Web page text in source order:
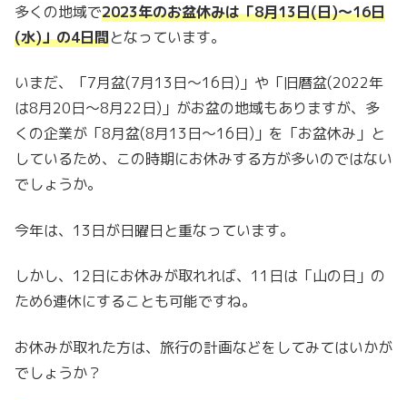
多くの地域で2023年のお盆休みは「8月13日(日)～16日
(水)」の4日間となっています。
いまだ、「7月盆(7月13日～16日)」や「旧暦盆(2022年
は8月20日～8月22日)」がお盆の地域もありますが、多
くの企業が「8月盆(8月13日～16日)」を「お盆休み」と
しているため、この時期にお休みする方が多いのではない
でしょうか。
今年は、13日が日曜日と重なっています。
しかし、12日にお休みが取れれば、11日は「山の日」の
ため6連休にすることも可能ですね。
お休みが取れた方は、旅行の計画などをしてみてはいかが
でしょうか？